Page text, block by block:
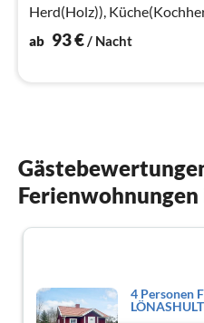
Herd(Holz)),
Kaffeemaschine, Kühl-/
ab 93€ / Nacht
4 Personen
LÖNASHULT